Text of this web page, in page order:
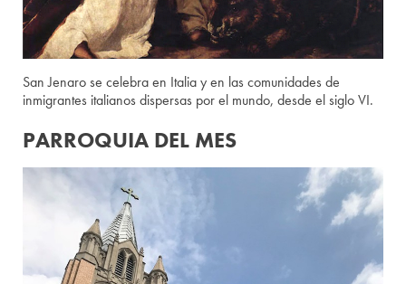
San Jenaro se celebra en Italia y en las comunidades de
inmigrantes italianos dispersas por el mundo, desde el siglo VI.
PARROQUIA DEL MES